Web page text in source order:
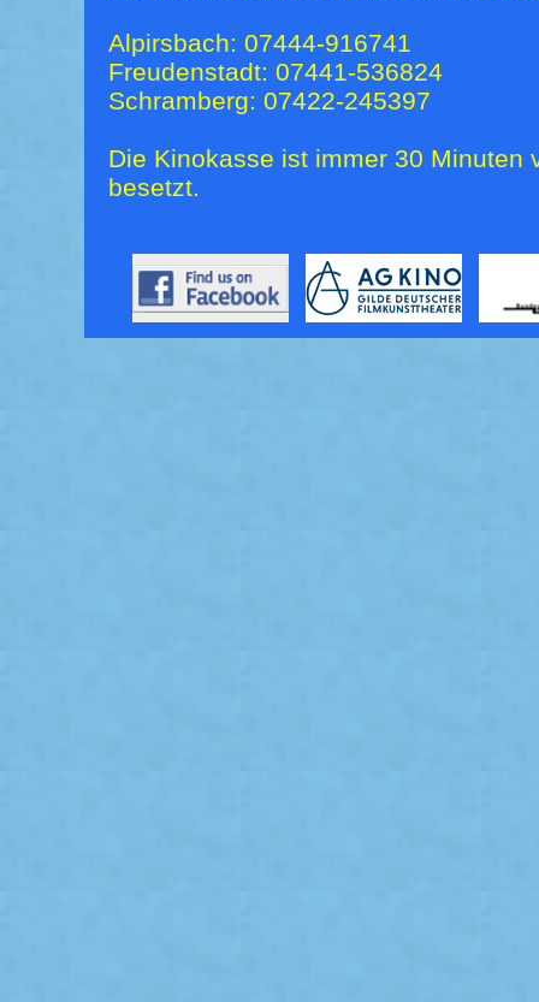
Alpirsbach: 07444-916741
Freudenstadt: 07441-536824
Schramberg: 07422-245397
Die Kinokasse ist immer 30 Minuten
besetzt.